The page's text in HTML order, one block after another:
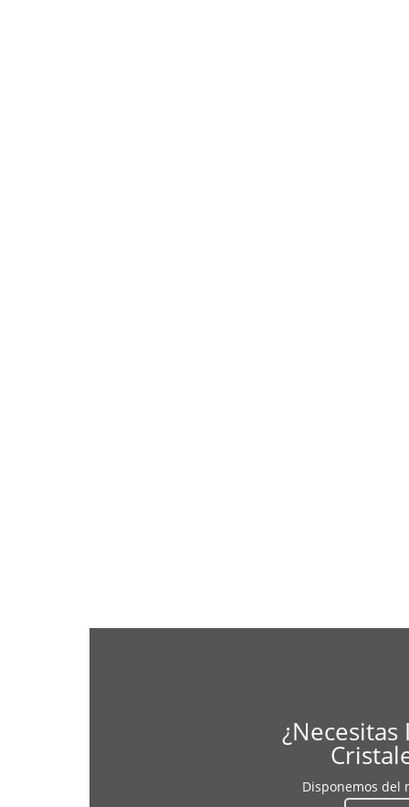
Disponemos del